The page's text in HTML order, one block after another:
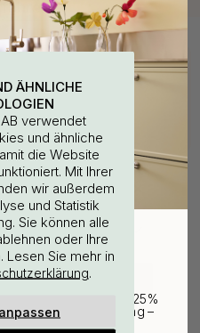
mit
ÄHNLICHE
verwendet
und ähnliche
die Website
Mit Ihrer
wir außerdem
und Statistik
Sie können alle
oder Ihre
Lesen Sie mehr in
.
auf deinen
Artikel
an und erhalte 25%
deiner Bestellung –
Angebote.